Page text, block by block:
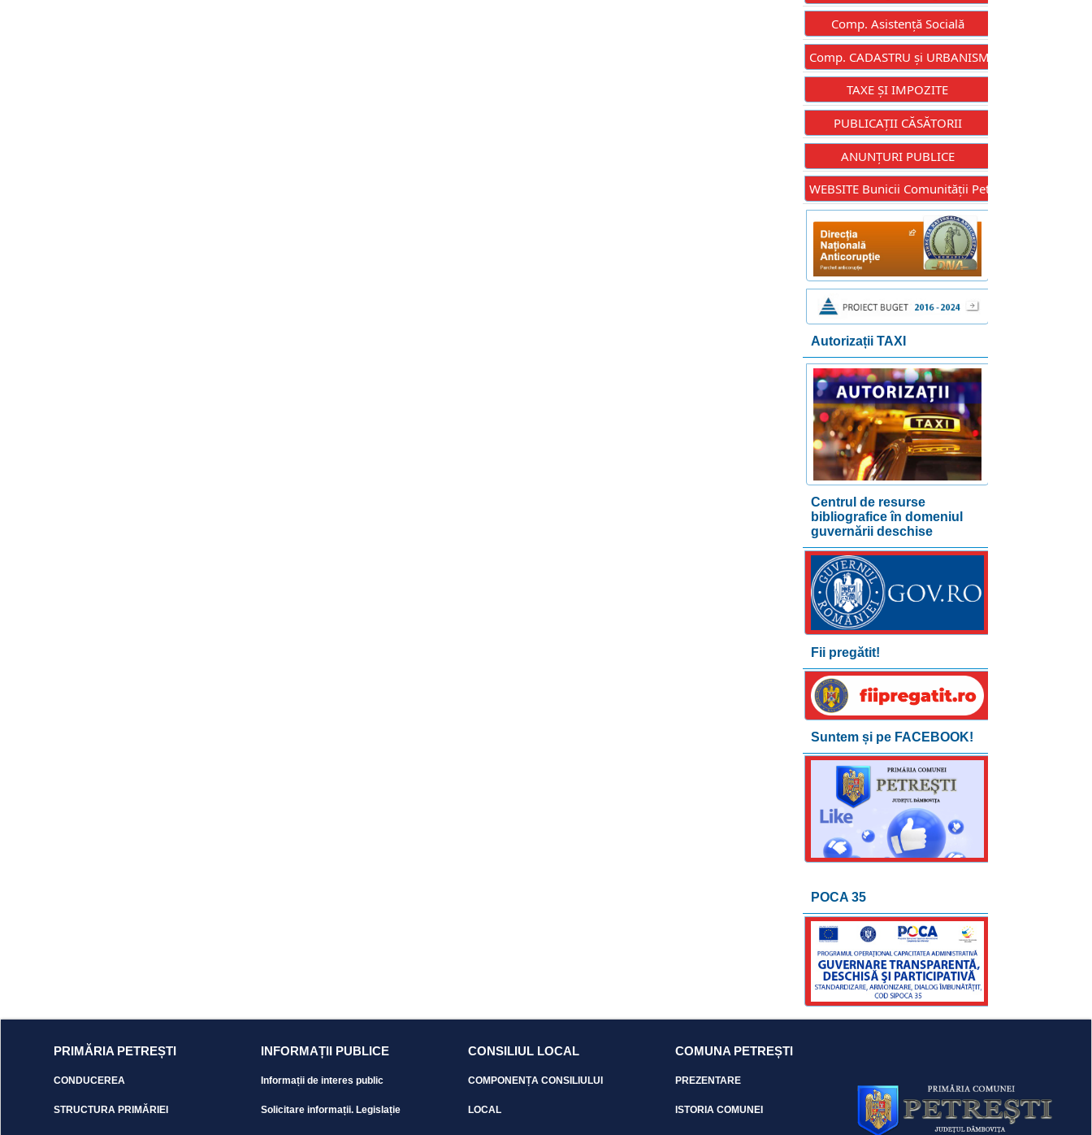
Comp. Asistență Socială
Comp. CADASTRU și URBANISM
TAXE ȘI IMPOZITE
PUBLICAȚII CĂSĂTORII
ANUNȚURI PUBLICE
WEBSITE Bunicii Comunității Petrești
Autorizații TAXI
Centrul de resurse
bibliografice în domeniul
guvernării deschise
Fii pregătit!
Suntem și pe FACEBOOK!
POCA 35
PRIMĂRIA PETREȘTI
CONDUCEREA
STRUCTURA PRIMĂRIEI
INFORMAȚII PUBLICE
Informații de interes public
Solicitare informații. Legislație
CONSILIUL LOCAL
COMPONENȚA CONSILIULUI
LOCAL
COMUNA PETREȘTI
PREZENTARE
ISTORIA COMUNEI